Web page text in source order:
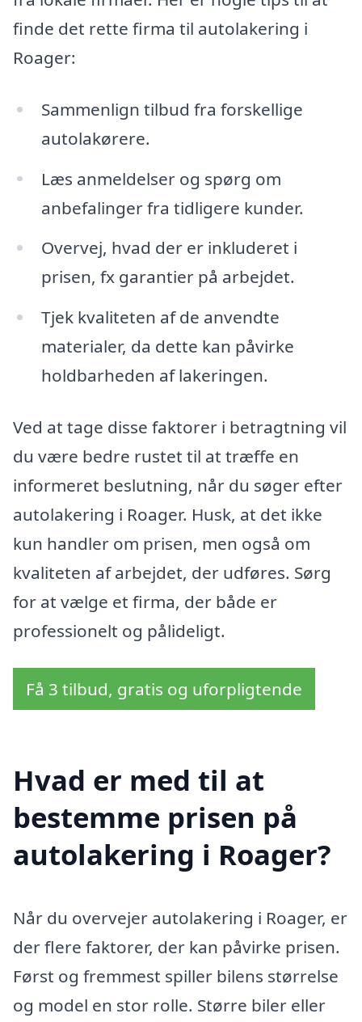
finde det rette firma til autolakering i
Roager:
Sammenlign tilbud fra forskellige
autolakørere.
Læs anmeldelser og spørg om
anbefalinger fra tidligere kunder.
Overvej, hvad der er inkluderet i
prisen, fx garantier på arbejdet.
Tjek kvaliteten af de anvendte
materialer, da dette kan påvirke
holdbarheden af lakeringen.
Ved at tage disse faktorer i betragtning vil
du være bedre rustet til at træffe en
informeret beslutning, når du søger efter
autolakering i Roager. Husk, at det ikke
kun handler om prisen, men også om
kvaliteten af arbejdet, der udføres. Sørg
for at vælge et firma, der både er
professionelt og pålideligt.
Få 3 tilbud, gratis og uforpligtende
Hvad er med til at
bestemme prisen på
autolakering i Roager?
Når du overvejer autolakering i Roager, er
der flere faktorer, der kan påvirke prisen.
Først og fremmest spiller bilens størrelse
og model en stor rolle. Større biler eller